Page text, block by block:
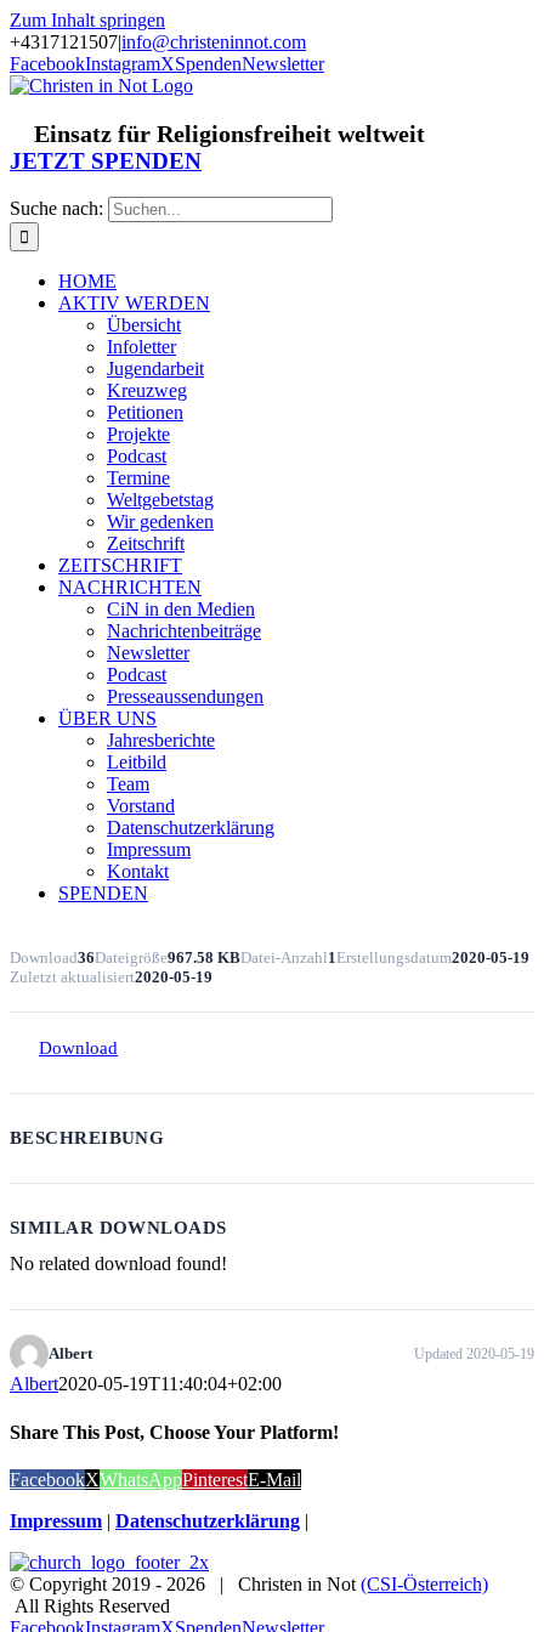
Zum Inhalt springen
+4317121507|info@christeninnot.com
FacebookInstagramXSpendenNewsletter
Einsatz für Religionsfreiheit weltweit
JETZT SPENDEN
Suche nach:
HOME
AKTIV WERDEN
Übersicht
Infoletter
Jugendarbeit
Kreuzweg
Petitionen
Projekte
Podcast
Termine
Weltgebetstag
Wir gedenken
Zeitschrift
ZEITSCHRIFT
NACHRICHTEN
CiN in den Medien
Nachrichtenbeiträge
Newsletter
Podcast
Presseaussendungen
ÜBER UNS
Jahresberichte
Leitbild
Team
Vorstand
Datenschutzerklärung
Impressum
Kontakt
SPENDEN
Download36Dateigröße967.58 KBDatei-Anzahl1Erstellungsdatum2020-05-19
Zuletzt aktualisiert2020-05-19
Download
BESCHREIBUNG
SIMILAR DOWNLOADS
No related download found!
Albert Updated 2020-05-19
Albert2020-05-19T11:40:04+02:00
Share This Post, Choose Your Platform!
FacebookXWhatsAppPinterestE-Mail
Impressum | Datenschutzerklärung |
© Copyright 2019 - 2026 | Christen in Not (CSI-Österreich)
All Rights Reserved
FacebookInstagramXSpendenNewsletter